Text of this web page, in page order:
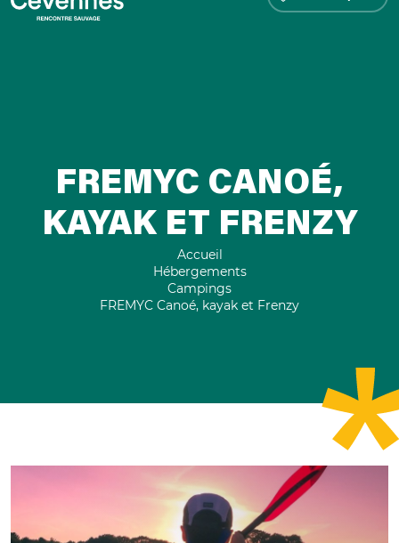
FREMYC CANOÉ,
KAYAK ET FRENZY
Accueil
Hébergements
Campings
FREMYC Canoé, kayak et Frenzy